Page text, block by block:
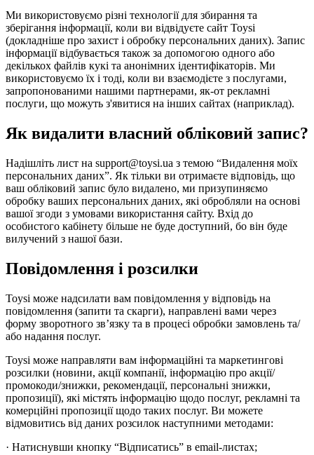
Ми використовуємо різні технології для збирання та
зберігання інформації, коли ви відвідуєте сайт Toysi
(докладніше про захист і обробку персональних даних). Запис
інформації відбувається також за допомогою одного або
декількох файлів кукі та анонімних ідентифікаторів. Ми
використовуємо їх і тоді, коли ви взаємодієте з послугами,
запропонованими нашими партнерами, як-от рекламні
послуги, що можуть з'явитися на інших сайтах (наприклад).
Як видалити власний обліковий запис?
Надішліть лист на support@toysi.ua з темою “Видалення моїх
персональних даних”. Як тільки ви отримаєте відповідь, що
ваш обліковий запис було видалено, ми призупиняємо
обробку ваших персональних даних, які обробляли на основі
вашої згоди з умовами використання сайту. Вхід до
особистого кабінету більше не буде доступний, бо він буде
вилучений з нашої бази.
Повідомлення і розсилки
Toysi може надсилати вам повідомлення у відповідь на
повідомлення (запити та скарги), направлені вами через
форму зворотного зв’язку та в процесі обробки замовлень та/
або надання послуг.
Toysi може направляти вам інформаційні та маркетингові
розсилки (новини, акції компанії, інформацію про акції/
промокоди/знижки, рекомендації, персональні знижки,
пропозиції), які містять інформацію щодо послуг, рекламні та
комерційні пропозиції щодо таких послуг. Ви можете
відмовитись від даних розсилок наступними методами:
· Натиснувши кнопку “Відписатись” в email-листах;